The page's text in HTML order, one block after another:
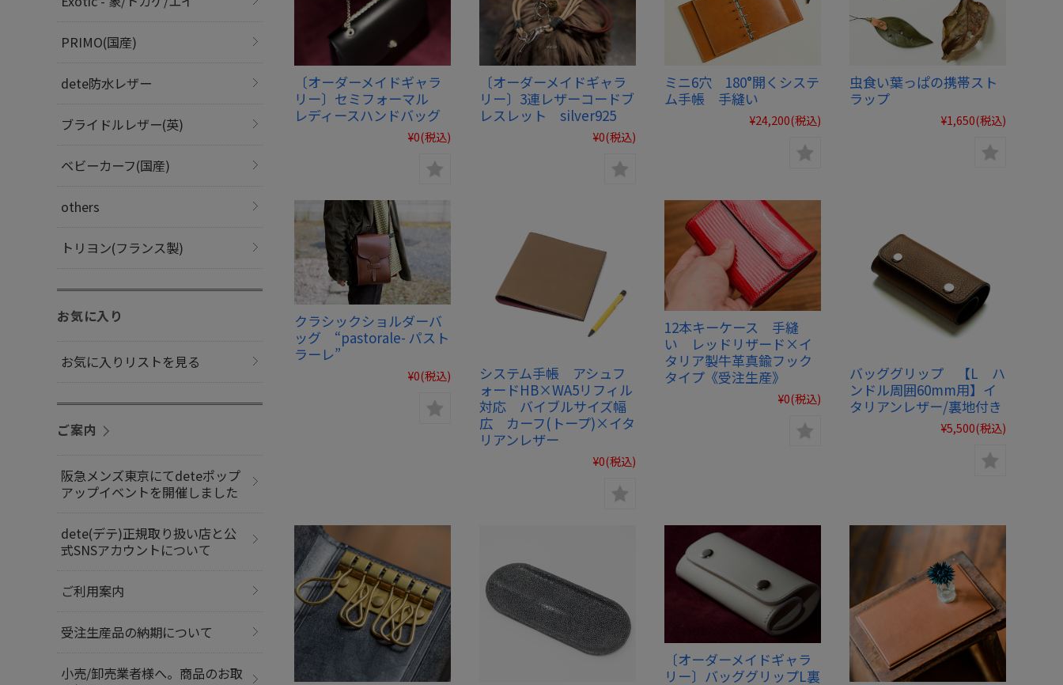
〔オーダーメイドギャラ
リー〕セミフォーマル
レディースハンドバッグ
¥0(税込)
〔オーダーメイドギャラ
リー〕3連レザーコードブ
レスレット silver925
¥0(税込)
ミニ6穴 180°開くシステ
ム手帳 手縫い
¥24,200(税込)
虫食い葉っぱの携帯スト
ラップ
¥1,650(税込)
クラシックショルダーバ
ッグ “pastorale- パスト
ラーレ”
¥0(税込)
システム手帳 アシュフ
ォードHB×WA5リフィル
対応 バイブルサイズ幅
広 カーフ(トープ)×イタ
リアンレザー
¥0(税込)
12本キーケース 手縫
い レッドリザード×イ
タリア製牛革真鍮フック
タイプ《受注生産》
¥0(税込)
バッググリップ 【L ハ
ンドル周囲60mm用】イ
タリアンレザー/裏地付き
¥5,500(税込)
〔オーダーメイドギャラ
リー〕バッググリップL裏
PRIMO(国産)
dete防水レザー
ブライドルレザー(英)
ベビーカーフ(国産)
others
トリヨン(フランス製)
お気に入り
お気に入りリストを見る
ご案内
阪急メンズ東京にてdeteポップ
アップイベントを開催しました
dete(デテ)正規取り扱い店と公
式SNSアカウントについて
ご利用案内
受注生産品の納期について
小売/卸売業者様へ。商品のお取